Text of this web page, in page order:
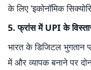
के लिए ‘इकोनॉमिक
5. फ्रांस में UPI के
भारत के डिजिटल भुगतान
में और व्यापक बनाने पर